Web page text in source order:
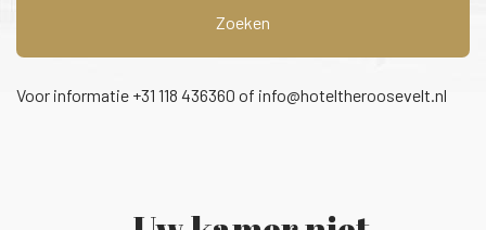
Zoeken
Voor informatie +31 118 436360 of info@hoteltheroosevelt.nl